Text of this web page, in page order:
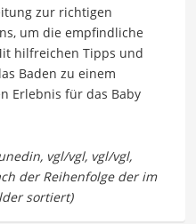
zur richtigen
um die empfindliche
hilfreichen Tipps und
Baden zu einem
Erlebnis für das Baby